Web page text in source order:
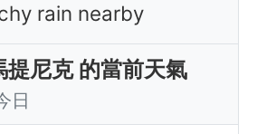
rain nearby
提尼克 的當前天氣
日